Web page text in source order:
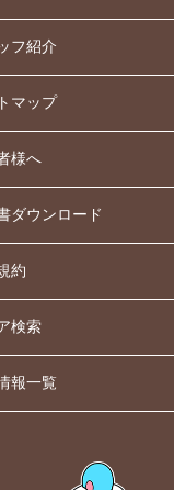
フ紹介
マップ
様へ
ダウンロード
約
検索
報一覧